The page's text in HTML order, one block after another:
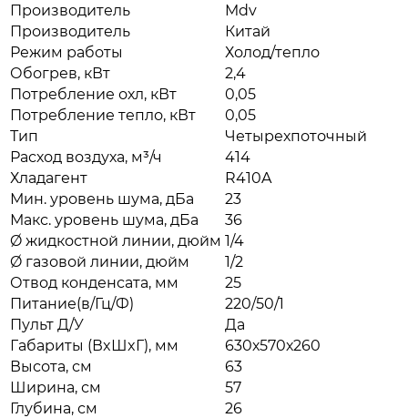
Производитель
Mdv
Производитель
Китай
Режим работы
Холод/тепло
Обогрев, кВт
2,4
Потребление охл, кВт
0,05
Потребление тепло, кВт
0,05
Тип
Четырехпоточный
Расход воздуха, м³/ч
414
Хладагент
R410A
Мин. уровень шума, дБа
23
Макс. уровень шума, дБа
36
Ø жидкостной линии, дюйм 1/4
Ø газовой линии, дюйм
1/2
Отвод конденсата, мм
25
Питание(в/Гц/Ф)
220/50/1
Пульт Д/У
Да
Габариты (ВxШxГ), мм
630х570х260
Высота, см
63
Ширина, см
57
Глубина, см
26